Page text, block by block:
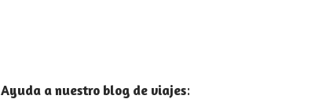
Ayuda a nuestro blog de viajes: